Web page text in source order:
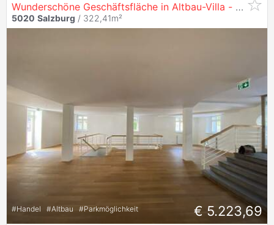
Wunderschöne Geschäftsfläche in Altbau-Villa -
5020
5020 Salzburg / 322,41m²
#Handel #Altbau #Parkmöglichkeit € 5.223,69